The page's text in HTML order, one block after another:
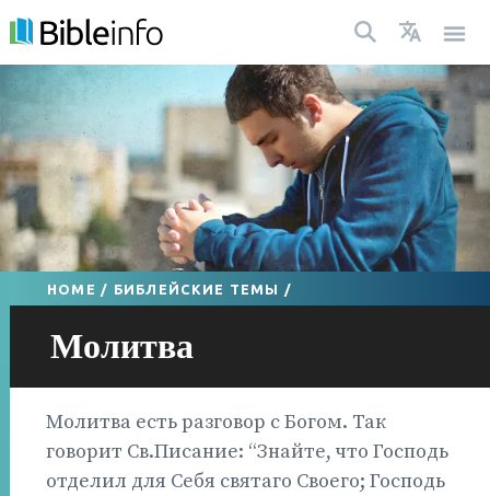
HOME / БИБЛЕЙСКИЕ ТЕМЫ /
Молитва
Молитва есть разговор с Богом. Так
говорит Св.Писание: “Знайте, что Господь
отделил для Себя святаго Своего; Господь